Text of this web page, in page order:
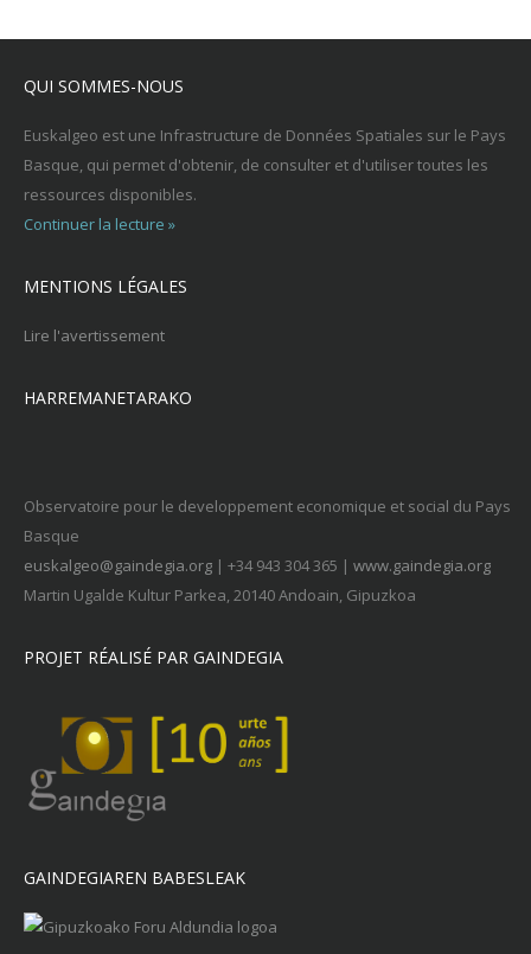
QUI SOMMES-NOUS
Euskalgeo est une Infrastructure de Données Spatiales sur le Pays
Basque, qui permet d'obtenir, de consulter et d'utiliser toutes les
ressources disponibles.
Continuer la lecture »
MENTIONS LÉGALES
Lire l'avertissement
HARREMANETARAKO
Observatoire pour le developpement economique et social du Pays
Basque
euskalgeo@gaindegia.org | +34 943 304 365 | www.gaindegia.org
Martin Ugalde Kultur Parkea, 20140 Andoain, Gipuzkoa
PROJET RÉALISÉ PAR GAINDEGIA
GAINDEGIAREN BABESLEAK